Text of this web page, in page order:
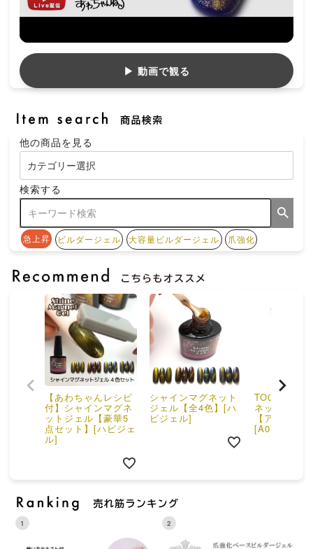
▶ 動画で観る
他の商品を見る
検索する
急上昇 ビルダージェル 大容量ビルダージェル 爪強化
【あわちゃんレシピ
付】シャインマグネ
ットジェル【豪華5
点セット】[ハピジェ
ル]
シャインマグネット
ジェル【全4色】[ハ
ピジェル]
TO042 キラ
ネットステ
【アイ&サ
[A01-16]
1 2